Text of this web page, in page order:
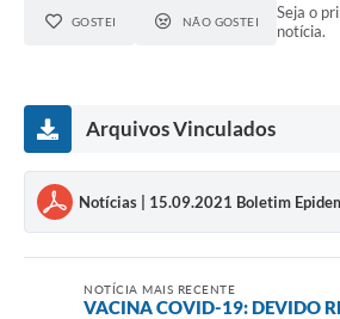
GOSTEI NÃO GOSTEI
Seja o
notícia.
Arquivos Vinculados
Notícias | 15.09.2021 Boletim
NOTÍCIA MAIS RECENTE
VACINA COVID-19: DEVIDO